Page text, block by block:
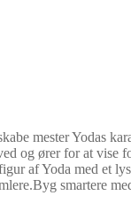
mester Yodas
og ører for at vise
af Yoda med et
smartere